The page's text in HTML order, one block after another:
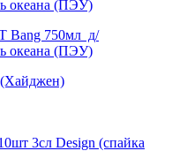
Bang 750мл д/
океана (ПЭУ)